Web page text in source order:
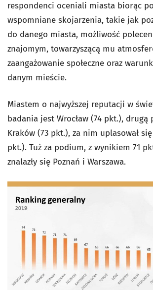
respondenci oceniali miasta biorąc
wspomniane skojarzenia, takie jak
do danego miasta, możliwość
znajomym, towarzyszącą mu
zaangażowanie społeczne oraz
danym mieście.
Miastem o najwyższej reputacji w
badania jest Wrocław (74 pkt.), drugą
Kraków (73 pkt.), za nim uplasował
pkt.). Tuż za podium, z wynikiem 71
znalazły się Poznań i Warszawa.